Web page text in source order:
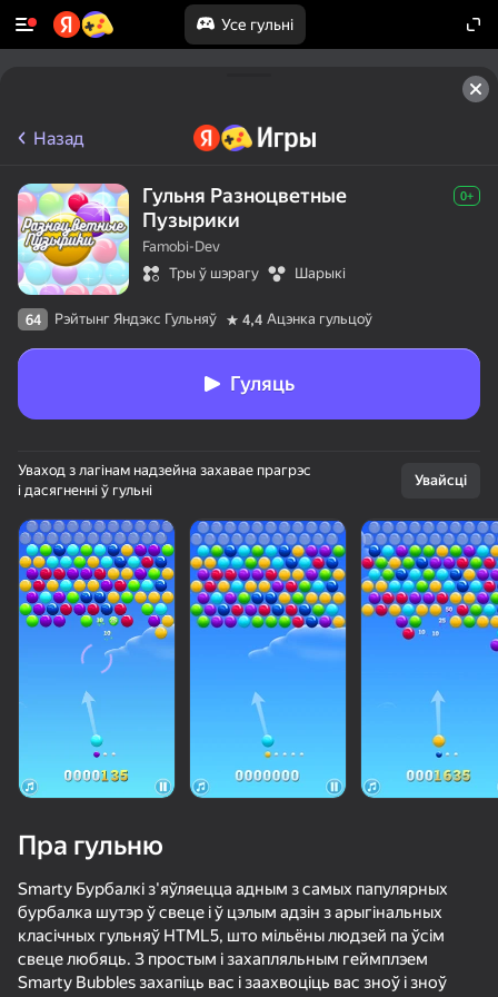
Усе гульні
Agartime
Красный Шарик Убегает
Лабубу мир: Соедини их всех!
Назад
Гульня Разноцветные
Пузырики
0+
Famobi-Dev
Тры ў шэрагу
Шарыкі
64 Рэйтынг Яндэкс Гульняў 4,4 Ацэнка гульцоў
Гуляць
Уваход з лагінам надзейна захавае прагрэс
і дасягненні ў гульні
Увайсці
Пра гульню
Smarty Бурбалкі з'яўляецца адным з самых папулярных
бурбалка шутэр ў свеце і ў цэлым адзін з арыгінальных
класічных гульняў HTML5, што мільёны людзей па ўсім
свеце любяць. З простым і захапляльным геймплэем
Smarty Bubbles захапіць вас і заахвоціць вас зноў і зноў